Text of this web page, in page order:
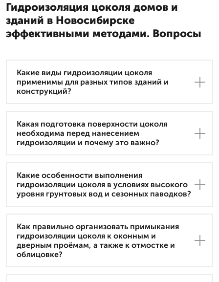
Гидроизоляция цоколя домов и
зданий в Новосибирске
эффективными методами. Вопросы
Какие виды гидроизоляции цоколя
применимы для разных типов зданий и
конструкций?
Какая подготовка поверхности цоколя
необходима перед нанесением
гидроизоляции и почему это важно?
Какие особенности выполнения
гидроизоляции цоколя в условиях высокого
уровня грунтовых вод и сезонных паводков?
Как правильно организовать примыкания
гидроизоляции цоколя к оконным и
дверным проёмам, а также к отмостке и
облицовке?